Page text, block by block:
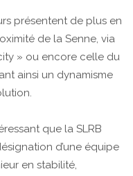
présentent de plus en
de la Senne, via
» ou encore celle du
ainsi un dynamisme
que la SLRB
d’une équipe
en stabilité,